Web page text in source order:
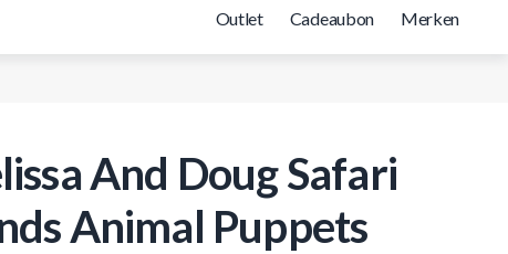
Outlet Cadeaubon Merken
And Doug Safari
Animal Puppets